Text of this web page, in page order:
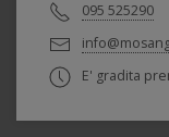
095 525290
E' gradita